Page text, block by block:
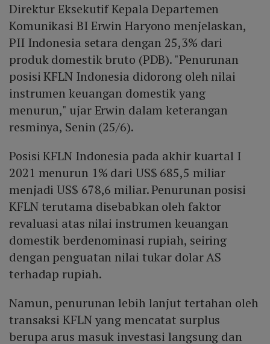
Direktur Eksekutif Kepala Departemen
Komunikasi BI Erwin Haryono menjelaskan,
PII Indonesia setara dengan 25,3% dari
produk domestik bruto (PDB). "Penurunan
posisi KFLN Indonesia didorong oleh nilai
instrumen keuangan domestik yang
menurun," ujar Erwin dalam keterangan
resminya, Senin (25/6).
Posisi KFLN Indonesia pada akhir kuartal I
2021 menurun 1% dari US$ 685,5 miliar
menjadi US$ 678,6 miliar. Penurunan posisi
KFLN terutama disebabkan oleh faktor
revaluasi atas nilai instrumen keuangan
domestik berdenominasi rupiah, seiring
dengan penguatan nilai tukar dolar AS
terhadap rupiah.
Namun, penurunan lebih lanjut tertahan oleh
transaksi KFLN yang mencatat surplus
berupa arus masuk investasi langsung dan